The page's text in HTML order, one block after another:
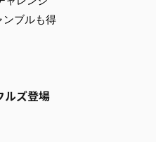
ンブルも得
ルズ登場